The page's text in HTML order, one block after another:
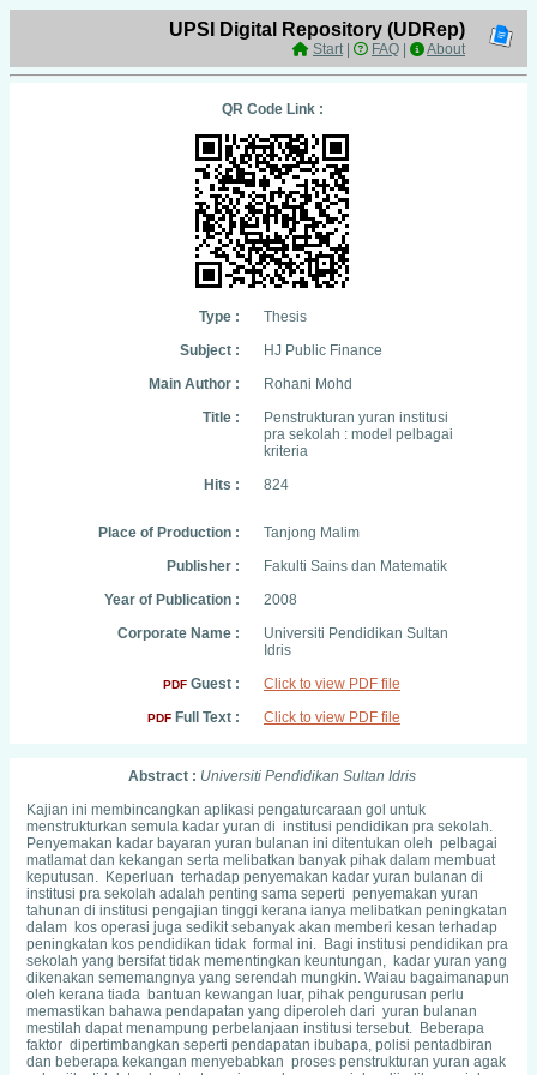
UPSI Digital Repository (UDRep)
Start| FAQ About
QR Code Link :
Type :
Thesis
Subject :
HJ Public Finance
Main Author :
Rohani Mohd
Title :
Penstrukturan yuran institusi
pra sekolah : model pelbagai
kriteria
Hits :
824
Place of Production :
Tanjong Malim
Publisher :
Fakulti Sains dan Matematik
Year of Publication :
2008
Corporate Name :
Universiti Pendidikan Sultan
Idris
PDF Guest : Click to view PDF file
PDF Full Text : Click to view PDF file
Abstract : Universiti Pendidikan Sultan Idris
Kajian ini membincangkan aplikasi pengaturcaraan gol untuk
menstrukturkan semula kadar yuran di institusi pendidikan pra sekolah.
Penyemakan kadar bayaran yuran bulanan ini ditentukan oleh pelbagai
matlamat dan kekangan serta melibatkan banyak pihak dalam membuat
keputusan. Keperluan terhadap penyemakan kadar yuran bulanan di
institusi pra sekolah adalah penting sama seperti penyemakan yuran
tahunan di institusi pengajian tinggi kerana ianya melibatkan peningkatan
dalam kos operasi juga sedikit sebanyak akan memberi kesan terhadap
peningkatan kos pendidikan tidak formal ini. Bagi institusi pendidikan pra
sekolah yang bersifat tidak mementingkan keuntungan, kadar yuran yang
dikenakan sememangnya yang serendah mungkin. Waiau bagaimanapun
oleh kerana tiada bantuan kewangan luar, pihak pengurusan perlu
memastikan bahawa pendapatan yang diperoleh dari yuran bulanan
mestilah dapat menampung perbelanjaan institusi tersebut. Beberapa
faktor dipertimbangkan seperti pendapatan ibubapa, polisi pentadbiran
dan beberapa kekangan menyebabkan proses penstrukturan yuran agak